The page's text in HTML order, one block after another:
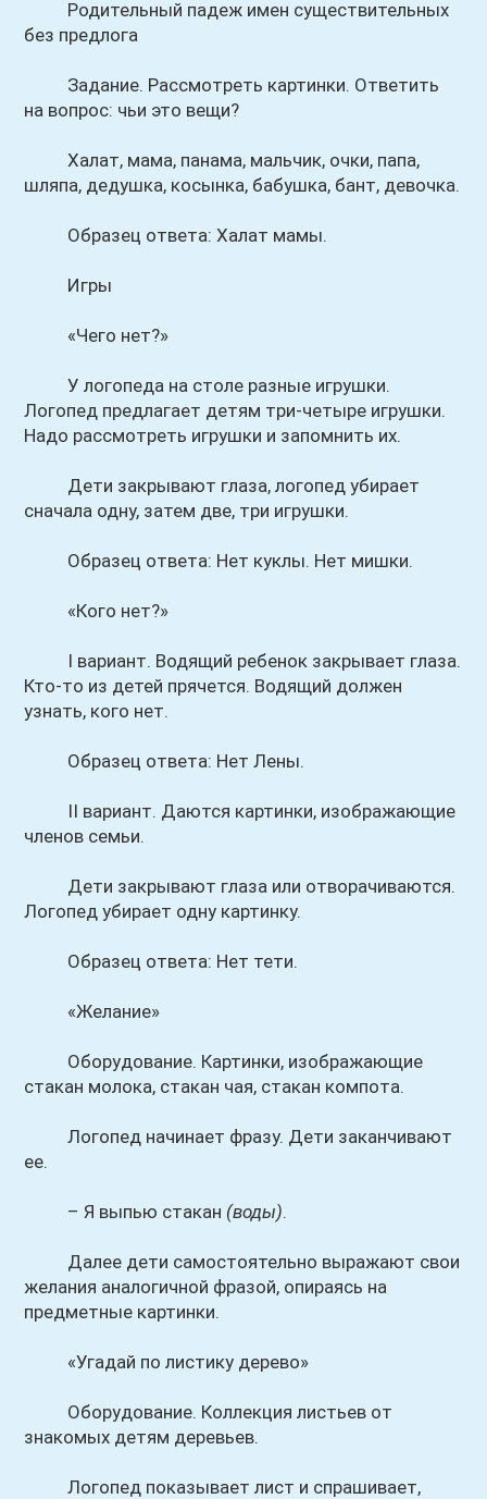
Родительный падеж имен существительных
без предлога
Задание. Рассмотреть картинки. Ответить
на вопрос: чьи это вещи?
Халат, мама, панама, мальчик, очки, папа,
шляпа, дедушка, косынка, бабушка, бант, девочка.
Образец ответа: Халат мамы.
Игры
«Чего нет?»
У логопеда на столе разные игрушки.
Логопед предлагает детям три-четыре игрушки.
Надо рассмотреть игрушки и запомнить их.
Дети закрывают глаза, логопед убирает
сначала одну, затем две, три игрушки.
Образец ответа: Нет куклы. Нет мишки.
«Кого нет?»
I вариант. Водящий ребенок закрывает глаза.
Кто-то из детей прячется. Водящий должен
узнать, кого нет.
Образец ответа: Нет Лены.
II вариант. Даются картинки, изображающие
членов семьи.
Дети закрывают глаза или отворачиваются.
Логопед убирает одну картинку.
Образец ответа: Нет тети.
«Желание»
Оборудование. Картинки, изображающие
стакан молока, стакан чая, стакан компота.
Логопед начинает фразу. Дети заканчивают
ее.
– Я выпью стакан (воды).
Далее дети самостоятельно выражают свои
желания аналогичной фразой, опираясь на
предметные картинки.
«Угадай по листику дерево»
Оборудование. Коллекция листьев от
знакомых детям деревьев.
Логопед показывает лист и спрашивает,